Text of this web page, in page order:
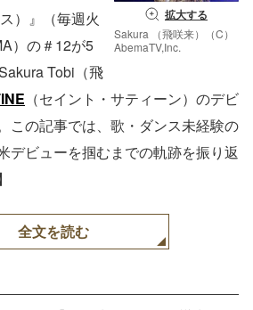
拡大する
Sakura （飛咲来）（C）
AbemaTV,Inc.
）』（毎週火
）の＃12が5
Tobi（飛
（セイント・サティーン）のデビ
この記事では、歌・ダンス未経験の
デビューを掴むまでの軌跡を振り返
全文を読む